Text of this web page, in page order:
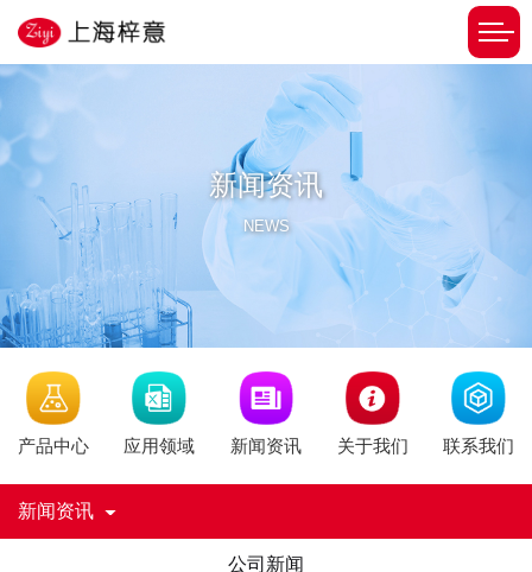
新闻资讯
NEWS
产品中心 应用领域 新闻资讯 关于我们 联系我们
新闻资讯
公司新闻